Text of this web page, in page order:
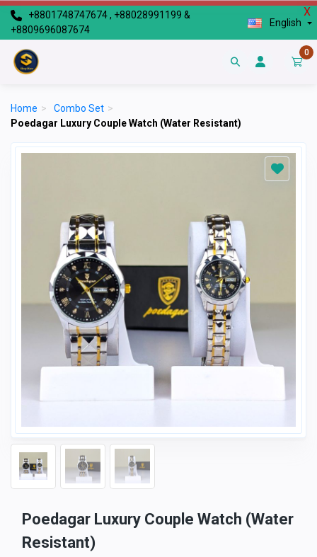
X
+8801748747674 , +88028991199 &
+8809696087674
English
0
Home > Combo Set >
Poedagar Luxury Couple Watch (Water Resistant)
Poedagar Luxury Couple Watch (Water
Resistant)